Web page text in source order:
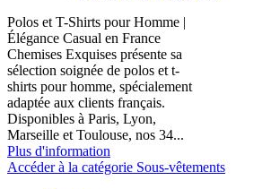
Polos et T-Shirts pour Homme |
Élégance Casual en France
Chemises Exquises présente sa
sélection soignée de polos et t-
shirts pour homme, spécialement
adaptée aux clients français.
Disponibles à Paris, Lyon,
Marseille et Toulouse, nos 34...
Plus d'information
Accéder à la catégorie Sous-vêtements